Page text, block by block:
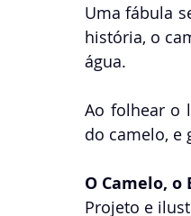
Uma fábula
história, o
água.
Ao folhear o
do camelo, e
O Camelo, o
Projeto e